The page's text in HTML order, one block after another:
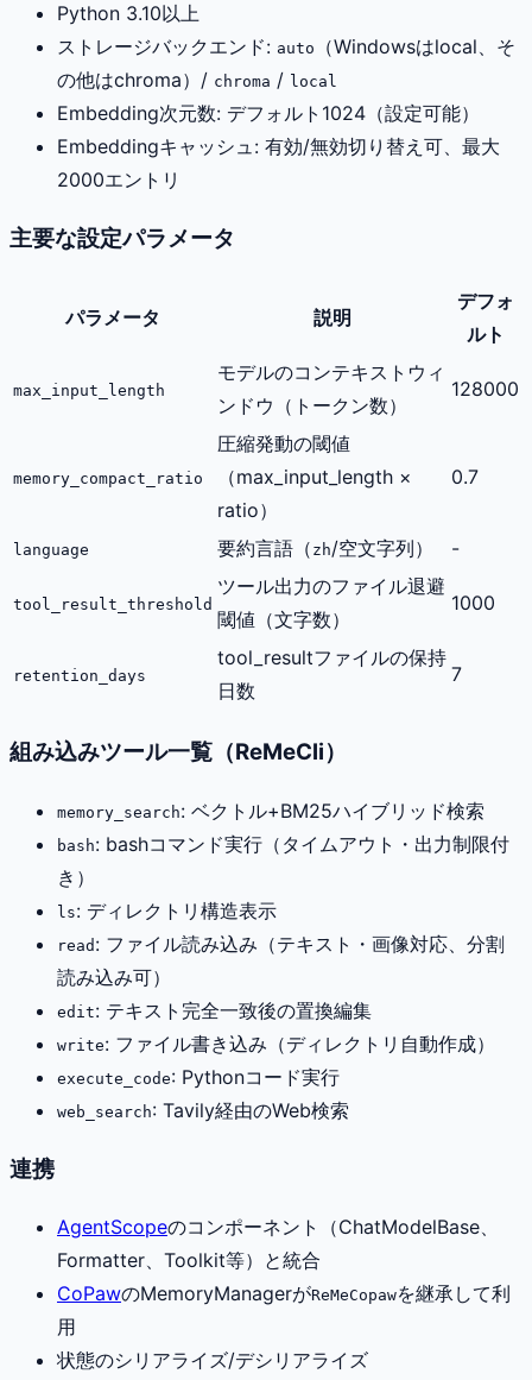
Python 3.10以上
ストレージバックエンド: auto
（Windowsはlocal、そ
の他はchroma）/ chroma / local
Embedding次元数: デフォルト1024（設定可能）
Embeddingキャッシュ: 有効/無効切り替え可、最大
2000エントリ
主要な設定パラメータ
パラメータ 説明
デフォ
ルト
max_input_length
モデルのコンテキストウィ
ンドウ（トークン数）
128000
memory_compact_ratio
圧縮発動の閾値
（max_input_length ×
ratio）
0.7
language 要約言語（ zh/空文字列） -
tool_result_threshold
ツール出力のファイル退避
閾値（文字数）
1000
retention_days
tool_resultファイルの保持
日数
7
組み込みツール一覧（ReMeCli）
memory_search: ベクトル+BM25ハイブリッド検索
bash: bashコマンド実行（タイムアウト・出力制限付
き）
ls: ディレクトリ構造表示
read : ファイル読み込み（テキスト・画像対応、分割
読み込み可）
edit: テキスト完全一致後の置換編集
write: ファイル書き込み（ディレクトリ自動作成）
execute_code: Pythonコード実行
web_search: Tavily経由のWeb検索
連携
AgentScopeのコンポーネント（ChatModelBase、
Formatter、Toolkit等）と統合
CoPawのMemoryManagerがReMeCopawを継承して利
用
状態のシリアライズ/デシリアライズ